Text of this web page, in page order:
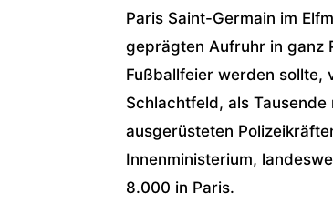
Paris Saint-Germain im
geprägten Aufruhr in ganz
Fußballfeier werden sollte,
Schlachtfeld, als
ausgerüsteten
Innenministerium,
8.000 in Paris.